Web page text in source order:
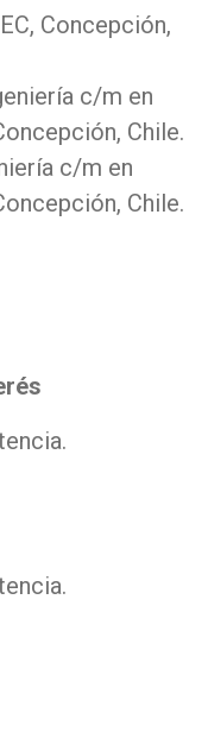
Concepción,
c/m en
Chile.
c/m en
Chile.